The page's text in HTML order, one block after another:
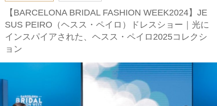
【BARCELONA BRIDAL FASHION WEEK2024】JE
SUS PEIRO（ヘスス・ペイロ）ドレスショー｜光に
インスパイアされた、ヘスス・ペイロ2025コレクシ
ョン